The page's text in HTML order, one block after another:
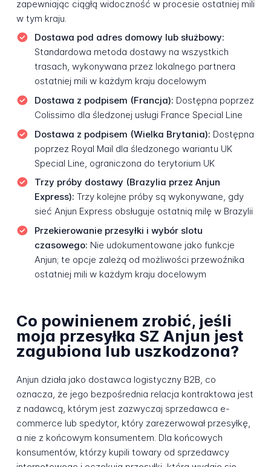
zapewniając ciągłą widoczność w procesie ostatniej mili
w tym kraju.
Dostawa pod adres domowy lub służbowy:
Standardowa metoda dostawy na wszystkich
trasach, wykonywana przez lokalnego partnera
ostatniej mili w każdym kraju docelowym
Dostawa z podpisem (Francja): Dostępna poprzez
Colissimo dla śledzonej usługi France Special Line
Dostawa z podpisem (Wielka Brytania): Dostępna
poprzez Royal Mail dla śledzonego wariantu UK
Special Line, ograniczona do terytorium UK
Trzy próby dostawy (Brazylia przez Anjun
Express): Trzy kolejne próby są wykonywane, gdy
sieć Anjun Express obsługuje ostatnią milę w Brazylii
Przekierowanie przesyłki i wybór slotu
czasowego: Nie udokumentowane jako funkcje
Anjun; te opcje zależą od możliwości przewoźnika
ostatniej mili w każdym kraju docelowym
Co powinienem zrobić, jeśli
moja przesyłka SZ Anjun jest
zagubiona lub uszkodzona?
Anjun działa jako dostawca logistyczny B2B, co
oznacza, że jego bezpośrednia relacja kontraktowa jest
z nadawcą, którym jest zazwyczaj sprzedawca e-
commerce lub spedytor, który zarezerwował przesyłkę,
a nie z końcowym konsumentem. Dla końcowych
konsumentów, którzy kupili towary od sprzedawcy